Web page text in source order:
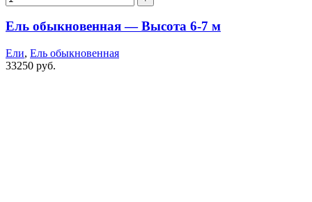
Ель обыкновенная — Высота 6-7 м
Ели, Ель обыкновенная
33250 руб.